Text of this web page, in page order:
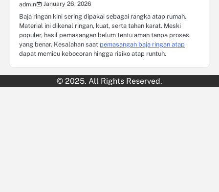
admin
January 26, 2026
Baja ringan kini sering dipakai sebagai rangka atap rumah.
Material ini dikenal ringan, kuat, serta tahan karat. Meski
populer, hasil pemasangan belum tentu aman tanpa proses
yang benar. Kesalahan saat pemasangan baja ringan atap
dapat memicu kebocoran hingga risiko atap runtuh.
© 2025. All Rights Reserved.